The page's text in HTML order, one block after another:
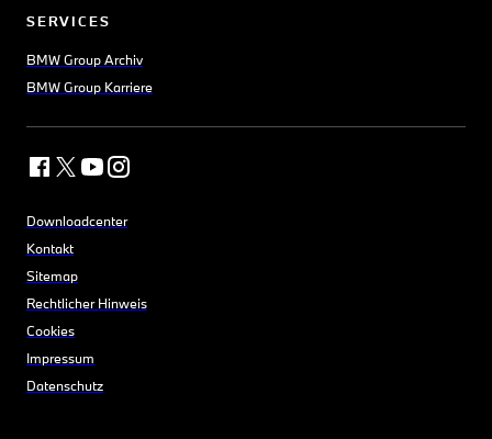
SERVICES
BMW Group Archiv
BMW Group Karriere
Downloadcenter
Kontakt
Sitemap
Rechtlicher Hinweis
Cookies
Impressum
Datenschutz